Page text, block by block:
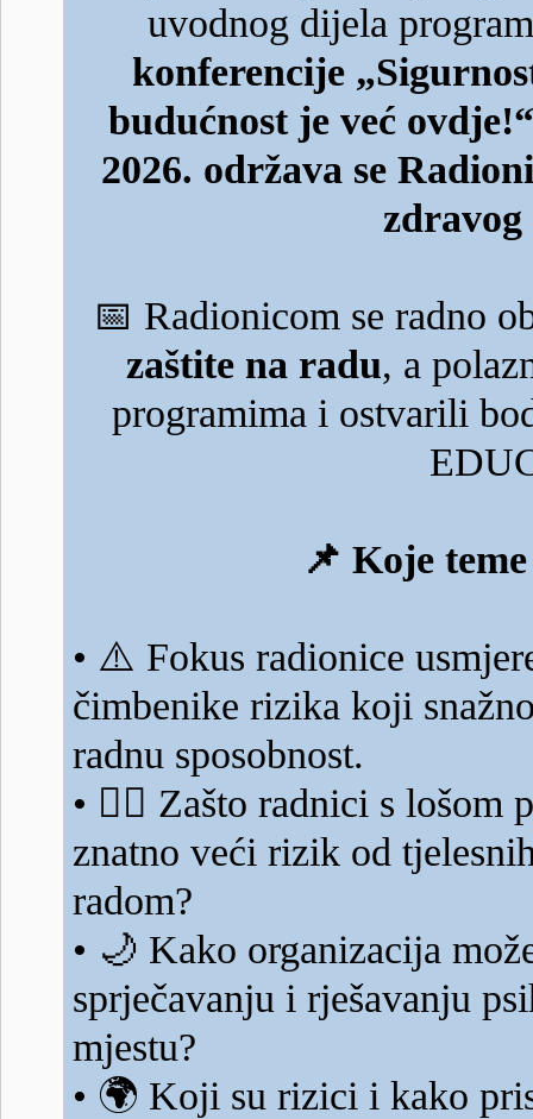
uvodnog dijela
konferencije
budućnost je već
2026. održava se
📅 Radionicom se radno
zaštite na radu, a
programima i ostvarili
📌 Koje
• ⚠️ Fokus radionice
čimbenike rizika koji
radnu sposobnost.
• 👷‍♂️ Zašto radnici s lošom
znatno veći rizik od
radom?
• 🌙 Kako organizacija
sprječavanju i rješavanju
mjestu?
• 🌍 Koji su rizici i kako